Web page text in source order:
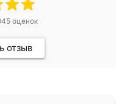
оценок
отзыв